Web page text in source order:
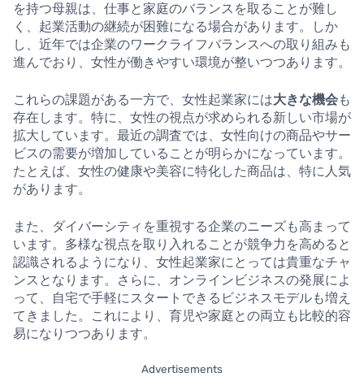
を持つ母親は、仕事と家庭のバランスを取ることが難し
く、起業活動の継続が困難になる場合があります。しか
し、近年では企業のワークライフバランスへの取り組みも
進んでおり、女性が働きやすい環境が整いつつあります。
これらの課題がある一方で、女性起業家には大きな機会も
存在します。特に、女性の視点が求められる新しい市場が
拡大しています。最近の調査では、女性向けの商品やサー
ビスの需要が増加していることが明らかになっています。
たとえば、女性の健康や美容に特化した商品は、特に人気
があります。
また、ダイバーシティを重視する企業のニーズも高まって
います。多様な視点を取り入れることが競争力を高めると
認識されるようになり、女性起業家にとっては貴重なチャ
ンスとなります。さらに、オンラインビジネスの発展によ
って、自宅で手軽にスタートできるビジネスモデルも増え
てきました。これにより、育児や家庭との両立も比較的容
易になりつつあります。
Advertisements